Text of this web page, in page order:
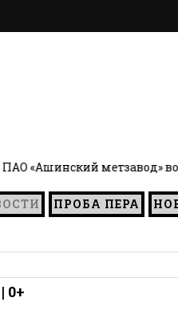
«Ашинский метзавод»
ПРОБА ПЕРА
0+